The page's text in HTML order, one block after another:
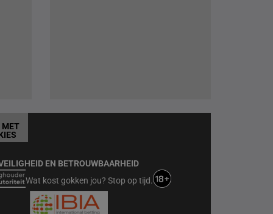
EN BETROUWBAARHEID
Wat kost gokken jou? Stop op tijd.